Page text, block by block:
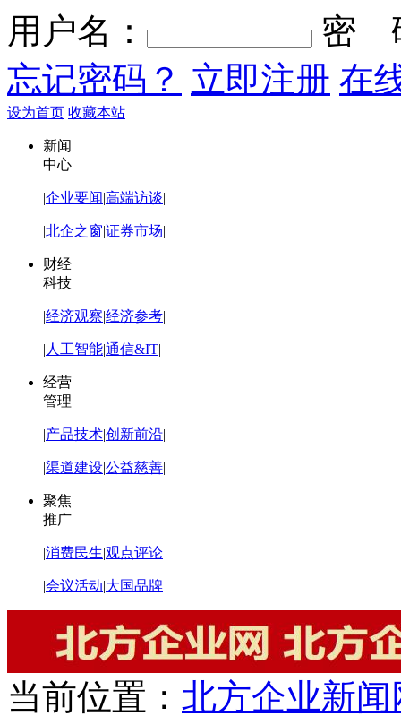
用户名：
密
忘记密码？ 立即注册 在
设为首页 收藏本站
新闻
中心
|企业要闻|高端访谈|
|北企之窗|证券市场|
财经
科技
|经济观察|经济参考|
| 人工智能|通信&IT|
经营
管理
|产品技术|创新前沿|
|渠道建设|公益慈善|
聚焦
推广
|消费民生|观点评论
|会议活动|大国品牌
当前位置： 北方企业新闻